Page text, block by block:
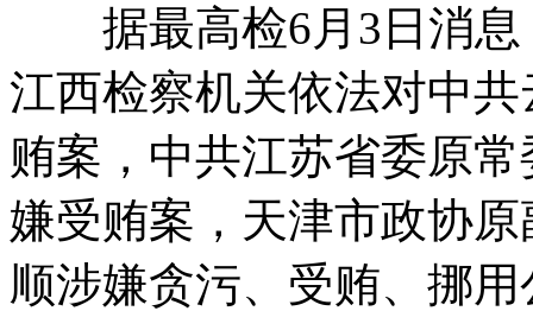
据最高检6月3日消息
江西检察机关依法对中
贿案，中共江苏省委原
嫌受贿案，天津市政协
顺涉嫌贪污、受贿、挪